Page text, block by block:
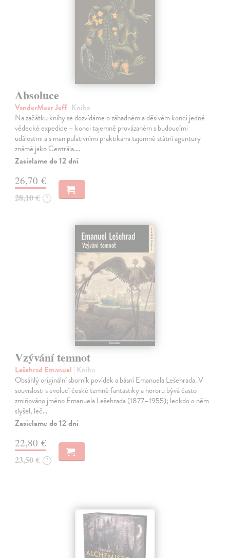
Absoluce
VanderMeer Jeff| Kniha
Na začátku knihy se dozvídáme o záhadném a děsivém konci jedné
vědecké expedice – konci tajemně provázaném s budoucími
událostmi a s manipulativními praktikami tajemné státní agentury
známé jako Centrála.…
Zasielame do 12 dní
26,70 €
28,10 € ?
Vzývání temnot
Lešehrad Emanuel | Kniha
Obsáhlý originální sborník povídek a básní Emanuela Lešehrada. V
souvislosti s evolucí české temné fantastiky a hororu bývá často
zmiňováno jméno Emanuela Lešehrada (1877–1955); leckdo o něm
slyšel, leč…
Zasielame do 12 dní
22,80 €
23,50 € ?